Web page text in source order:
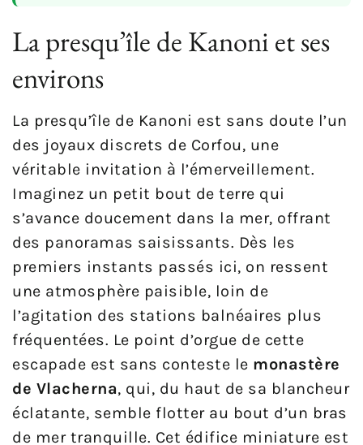
La presqu’île de Kanoni et ses
environs
La presqu’île de Kanoni est sans doute l’un
des joyaux discrets de Corfou, une
véritable invitation à l’émerveillement.
Imaginez un petit bout de terre qui
s’avance doucement dans la mer, offrant
des panoramas saisissants. Dès les
premiers instants passés ici, on ressent
une atmosphère paisible, loin de
l’agitation des stations balnéaires plus
fréquentées. Le point d’orgue de cette
escapade est sans conteste le monastère
de Vlacherna, qui, du haut de sa blancheur
éclatante, semble flotter au bout d’un bras
de mer tranquille. Cet édifice miniature est